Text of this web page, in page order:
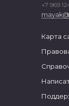
+7 969
Карта